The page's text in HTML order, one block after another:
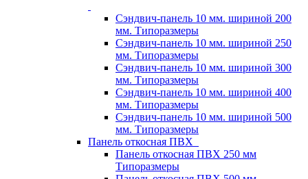
Сэндвич-панель 10 мм. шириной 200
мм. Типоразмеры
Сэндвич-панель 10 мм. шириной 250
мм. Типоразмеры
Сэндвич-панель 10 мм. шириной 300
мм. Типоразмеры
Сэндвич-панель 10 мм. шириной 400
мм. Типоразмеры
Сэндвич-панель 10 мм. шириной 500
мм. Типоразмеры
Панель откосная ПВХ
Панель откосная ПВХ 250 мм
Типоразмеры